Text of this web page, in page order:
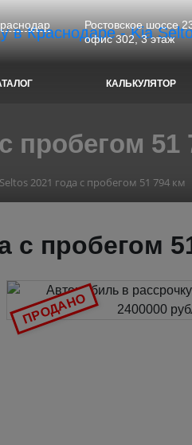
Ростовское шоссе
офис 302, 3 этаж
КАЛЬКУЛЯТОР
пробегом 51
2021 года с пробегом 51 794 км
с пробегом
ПРОДАНО